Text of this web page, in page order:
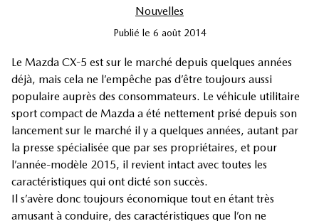
Nouvelles
Publié le 6 août 2014
Le Mazda CX-5 est sur le marché depuis quelques années
déjà, mais cela ne l’empêche pas d’être toujours aussi
populaire auprès des consommateurs. Le véhicule utilitaire
sport compact de Mazda a été nettement prisé depuis son
lancement sur le marché il y a quelques années, autant par
la presse spécialisée que par ses propriétaires, et pour
l’année-modèle 2015, il revient intact avec toutes les
caractéristiques qui ont dicté son succès.
Il s’avère donc toujours économique tout en étant très
amusant à conduire, des caractéristiques que l’on ne